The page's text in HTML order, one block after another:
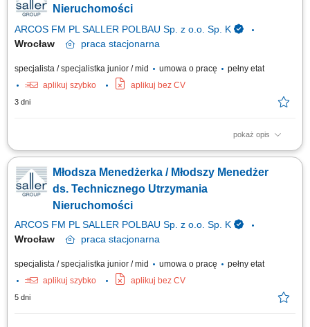
nieruchomości i powierzchni w podległych nieruchomościach;
Sprawowanie nadzoru nad realizacją umów oraz...
Nieruchomości
ARCOS FM PL SALLER POLBAU Sp. z o.o. Sp. K
Wrocław
praca stacjonarna
specjalista / specjalistka junior / mid umowa o pracę
pełny etat
aplikuj szybko
aplikuj bez CV
3 dni
pokaż opis
Zakres obowiązków: zarządzanie powierzonymi nieruchomościami
instalacji; koordynacja prac serwisowych, remontowych i
modernizacyjnych; prowadzenie procesów ofertowych i współpraca z
wykonawcami; kontrola jakości realizowanych...
Młodsza Menedżerka / Młodszy Menedżer
ds. Technicznego Utrzymania
Nieruchomości
ARCOS FM PL SALLER POLBAU Sp. z o.o. Sp. K
Wrocław
praca stacjonarna
specjalista / specjalistka junior / mid umowa o pracę
pełny etat
aplikuj szybko
aplikuj bez CV
5 dni